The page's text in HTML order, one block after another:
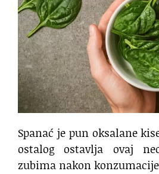
Spanać je pun oksalane
ostalog ostavlja ovaj
zubima nakon